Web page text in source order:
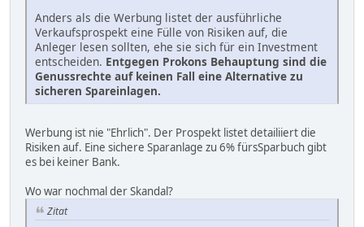
Anders als die Werbung listet der ausführliche
Verkaufsprospekt eine Fülle von Risiken auf, die
Anleger lesen sollten, ehe sie sich für ein Investment
entscheiden. Entgegen Prokons Behauptung sind die
Genussrechte auf keinen Fall eine Alternative zu
sicheren Spareinlagen.
Werbung ist nie "Ehrlich". Der Prospekt listet detailiiert die
Risiken auf. Eine sichere Sparanlage zu 6% fürsSparbuch gibt
es bei keiner Bank.
Wo war nochmal der Skandal?
Zitat